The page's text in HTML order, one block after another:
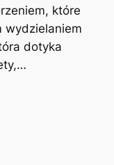
które
wydzielaniem
dotyka